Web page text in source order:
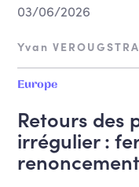
03/06/2026
Europe
Yvan
Retours des
irrégulier :